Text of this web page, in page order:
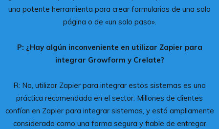
una potente herramienta para crear formularios de una sola
página o de «un solo paso».
P: ¿Hay algún inconveniente en utilizar Zapier para
integrar Growform y Crelate?
R: No, utilizar Zapier para integrar estos sistemas es una
práctica recomendada en el sector. Millones de clientes
confían en Zapier para integrar sistemas, y está ampliamente
considerado como una forma segura y fiable de entregar